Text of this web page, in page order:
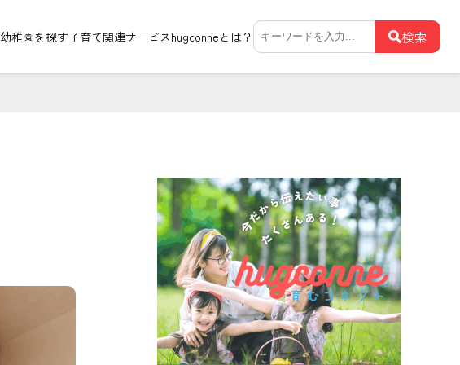
幼稚園を探す子育て関連サービスhugconneとは？ 検
索:
検索